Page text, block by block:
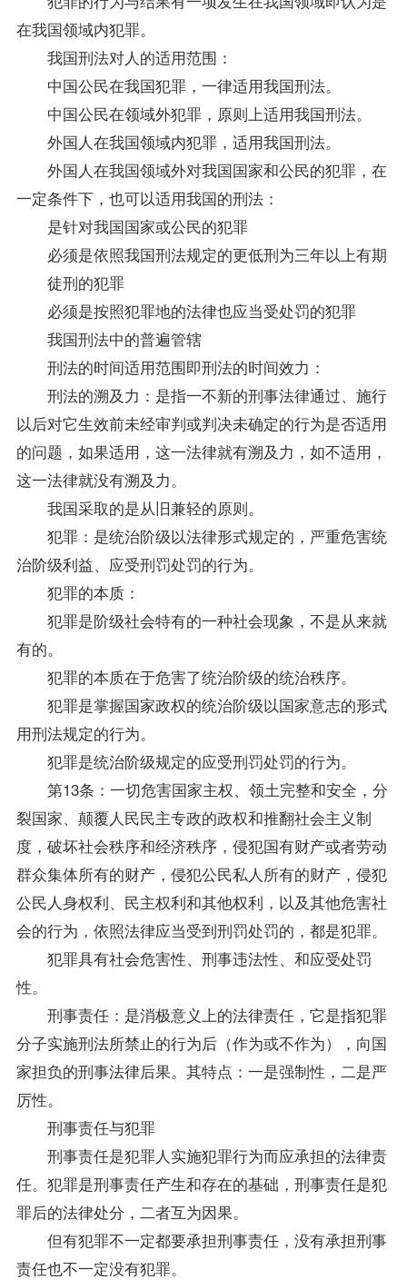
在我国领域内犯罪。
我国刑法对人的适用范围：
中国公民在我国犯罪，一律适用我国刑法。
中国公民在领域外犯罪，原则上适用我国刑法。
外国人在我国领域内犯罪，适用我国刑法。
外国人在我国领域外对我国国家和公民的犯罪，在
一定条件下，也可以适用我国的刑法：
是针对我国国家或公民的犯罪
必须是依照我国刑法规定的更低刑为三年以上有期
徒刑的犯罪
必须是按照犯罪地的法律也应当受处罚的犯罪
我国刑法中的普遍管辖
刑法的时间适用范围即刑法的时间效力：
刑法的溯及力：是指一不新的刑事法律通过、施行
以后对它生效前未经审判或判决未确定的行为是否适用
的问题，如果适用，这一法律就有溯及力，如不适用，
这一法律就没有溯及力。
我国采取的是从旧兼轻的原则。
犯罪：是统治阶级以法律形式规定的，严重危害统
治阶级利益、应受刑罚处罚的行为。
犯罪的本质：
犯罪是阶级社会特有的一种社会现象，不是从来就
有的。
犯罪的本质在于危害了统治阶级的统治秩序。
犯罪是掌握国家政权的统治阶级以国家意志的形式
用刑法规定的行为。
犯罪是统治阶级规定的应受刑罚处罚的行为。
第13条：一切危害国家主权、领土完整和安全，分
裂国家、颠覆人民民主专政的政权和推翻社会主义制
度，破坏社会秩序和经济秩序，侵犯国有财产或者劳动
群众集体所有的财产，侵犯公民私人所有的财产，侵犯
公民人身权利、民主权利和其他权利，以及其他危害社
会的行为，依照法律应当受到刑罚处罚的，都是犯罪。
犯罪具有社会危害性、刑事违法性、和应受处罚
性。
刑事责任：是消极意义上的法律责任，它是指犯罪
分子实施刑法所禁止的行为后（作为或不作为），向国
家担负的刑事法律后果。其特点：一是强制性，二是严
厉性。
刑事责任与犯罪
刑事责任是犯罪人实施犯罪行为而应承担的法律责
任。犯罪是刑事责任产生和存在的基础，刑事责任是犯
罪后的法律处分，二者互为因果。
但有犯罪不一定都要承担刑事责任，没有承担刑事
责任也不一定没有犯罪。